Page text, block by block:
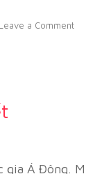
Leave a Comment
gia Á Đông.